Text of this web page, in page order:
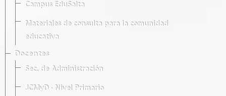
Campus EduSalta
Materiales de consulta para la comunidad
educativa
Docentes
Sec. de Administración
JCMyD · Nivel Primario